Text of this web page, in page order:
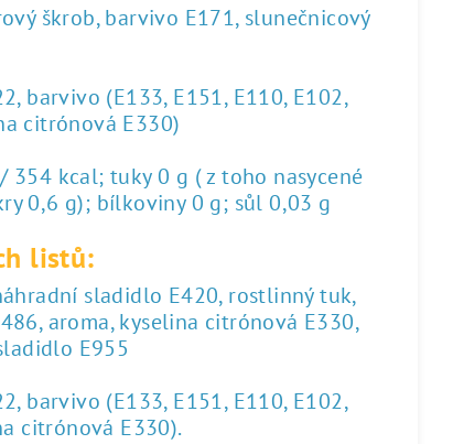
škrob, barvivo E171, slunečnicový
barvivo (E133, E151, E110, E102,
citrónová E330)
kcal; tuky 0 g ( z toho nasycené
0,6 g); bílkoviny 0 g; sůl 0,03 g
listů:
sladidlo E420, rostlinný tuk,
aroma, kyselina citrónová E330,
E955
barvivo (E133, E151, E110, E102,
citrónová E330).